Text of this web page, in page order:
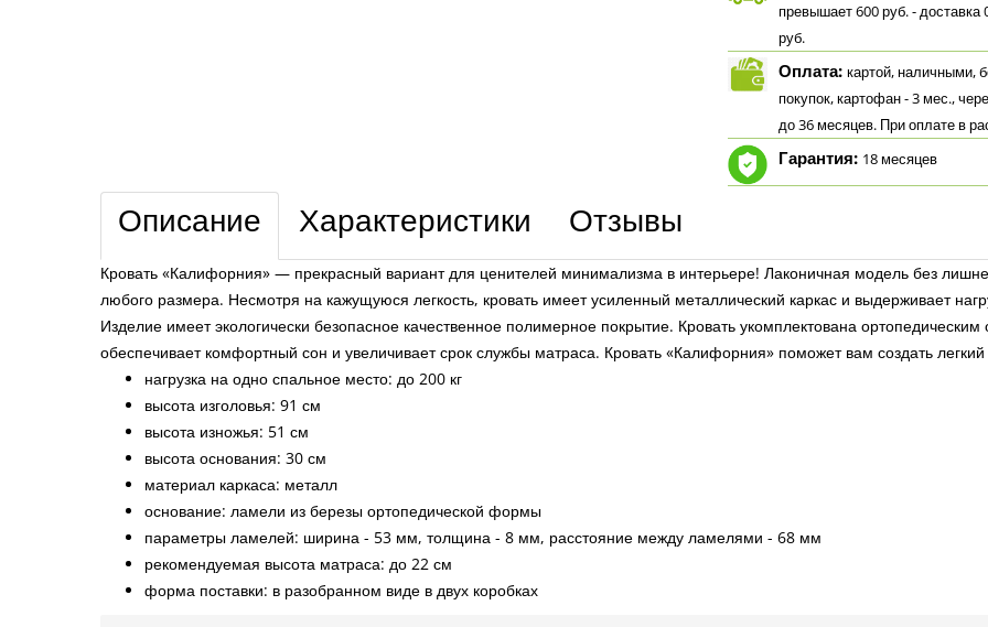
превышает 600 руб. -
руб.
Оплата: картой, наличными,
покупок, картофан - 3 мес.,
до 36 месяцев. При оплате в
Гарантия: 18 месяцев
Описание Характеристики Отзывы
Кровать «Калифорния» — прекрасный вариант для ценителей минимализма в интерьере! Лаконичная модель без
любого размера. Несмотря на кажущуюся легкость, кровать имеет усиленный металлический каркас и выдерживает
Изделие имеет экологически безопасное качественное полимерное покрытие. Кровать укомплектована
обеспечивает комфортный сон и увеличивает срок службы матраса. Кровать «Калифорния» поможет вам создать
нагрузка на одно спальное место: до 200 кг
высота изголовья: 91 см
высота изножья: 51 см
высота основания: 30 см
материал каркаса: металл
основание: ламели из березы ортопедической формы
параметры ламелей: ширина - 53 мм, толщина - 8 мм, расстояние между ламелями - 68 мм
рекомендуемая высота матраса: до 22 см
форма поставки: в разобранном виде в двух коробках